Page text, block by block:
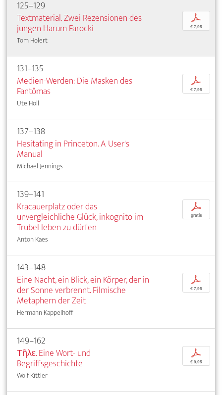
125–129
Textmaterial. Zwei Rezensionen des
jungen Harum Farocki
Tom Holert
p
€ 7,95
131–135
Medien-Werden: Die Masken des
Fantômas
Ute Holl
p
€ 7,95
137–138
Hesitating in Princeton. A User's
Manual
Michael Jennings
139–141
Kracauerplatz oder das
unvergleichliche Glück, inkognito im
Trubel leben zu dürfen
Anton Kaes
p
gratis
143–148
Eine Nacht, ein Blick, ein Körper, der in
der Sonne verbrennt. Filmische
Metaphern der Zeit
Hermann Kappelhoff
p
€ 7,95
149–162
Τῆλε. Eine Wort- und
Begriffsgeschichte
Wolf Kittler
p
€ 9,95